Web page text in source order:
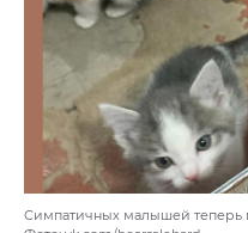
Симпатичных малышей теперь